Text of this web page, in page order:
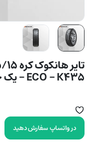
ECO – K435 – یک حلقه
در واتساپ سفارش دهید